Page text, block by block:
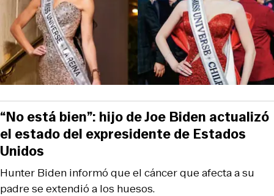
Hunter Biden informó que el cáncer que afecta a su
padre se extendió a los huesos.
“No está bien”: hijo de Joe Biden actualizó
el estado del expresidente de Estados
Unidos